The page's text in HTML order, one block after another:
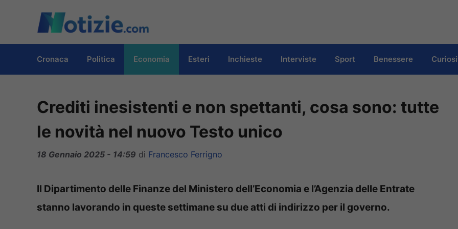
contenuto
Cronaca Politica Economia Esteri Inchieste Interviste Sport Benessere
Crediti inesistenti e non spettanti, cosa sono: tutte
le novità nel nuovo Testo unico
18 Gennaio 2025 - 14:59 di Francesco Ferrigno
Il Dipartimento delle Finanze del Ministero dell’Economia e l’Agenzia delle Entrate
stanno lavorando in queste settimane su due atti di indirizzo per il governo.